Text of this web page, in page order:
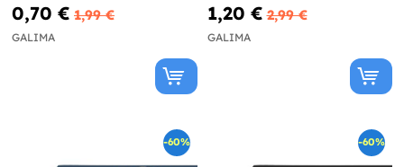
0,70 € 1,99 €
GALIMA
1,20 € 2,99 €
GALIMA
-60% -60%